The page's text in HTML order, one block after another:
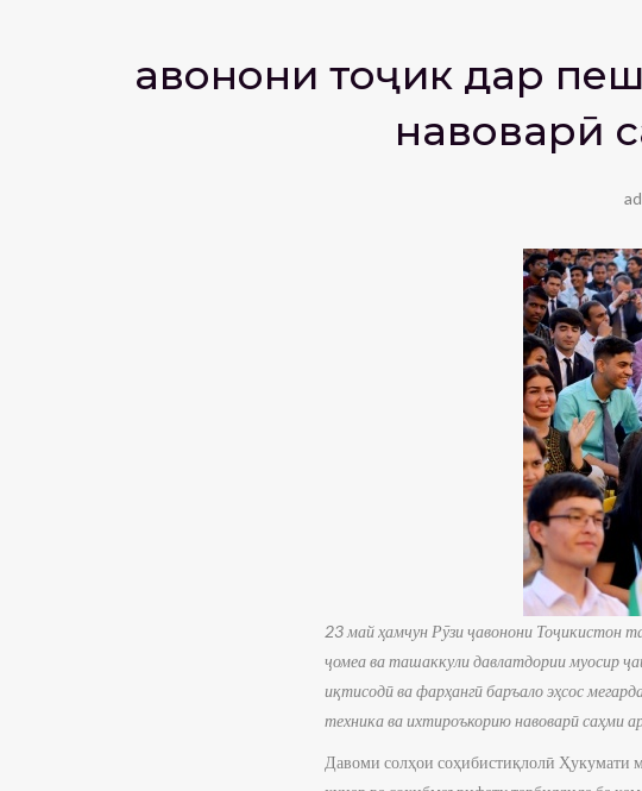
Ҷавонони тоҷик дар
навоварӣ
23 май ҳамчун Рӯзи ҷавонони Тоҷикистон
ҷомеа ва ташаккули давлатдории муосир
иқтисодӣ ва фарҳангӣ баръало эҳсос
техника ва ихтироъкорию навоварӣ саҳми
Давоми солҳои соҳибистиқлолӣ Ҳукумати